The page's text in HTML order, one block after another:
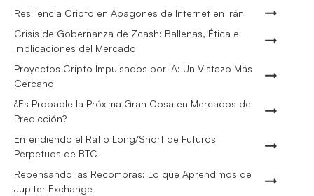
Resiliencia Cripto en Apagones de Internet en Irán
Crisis de Gobernanza de Zcash: Ballenas, Ética e
Implicaciones del Mercado
Proyectos Cripto Impulsados por IA: Un Vistazo Más
Cercano
¿Es Probable la Próxima Gran Cosa en Mercados de
Predicción?
Entendiendo el Ratio Long/Short de Futuros
Perpetuos de BTC
Repensando las Recompras: Lo que Aprendimos de
Jupiter Exchange